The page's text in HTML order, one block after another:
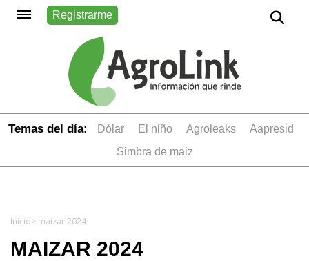
Registrarme
Temas del día: dólar el niño Agroleaks
aapresid
simbra de maiz
Inicio> maizar 2024
MAIZAR 2024